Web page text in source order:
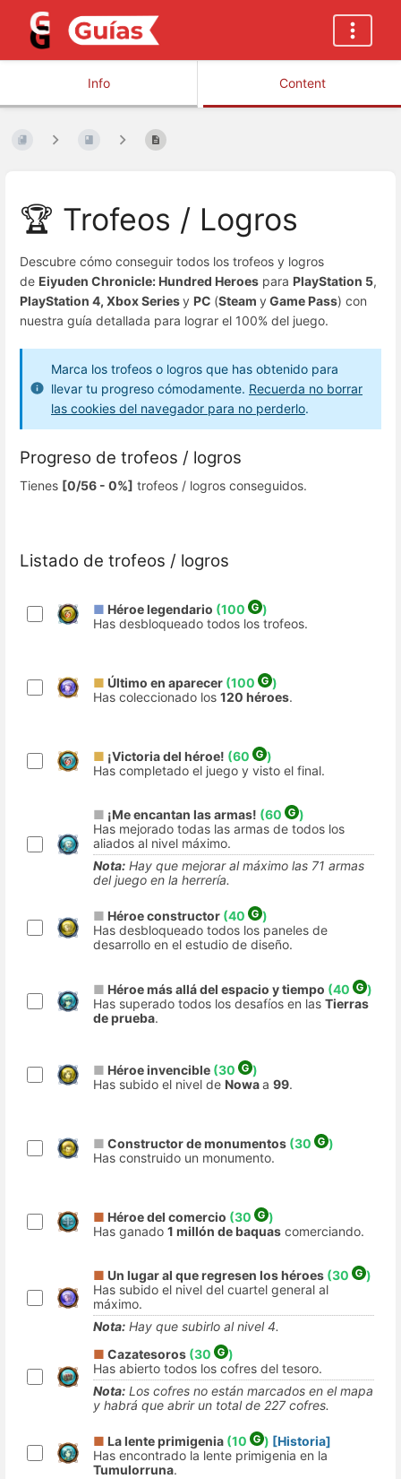
Info Content
🏆 Trofeos / Logros
Descubre cómo conseguir todos los trofeos y logros
de Eiyuden Chronicle: Hundred Heroes para PlayStation 5,
PlayStation 4, Xbox Seriesy PC (Steam y Game Pass) con
nuestra guía detallada para lograr el 100% del juego.
Marca los trofeos o logros que has obtenido para
llevar tu progreso cómodamente. Recuerda no borrar
las cookies del navegador para no perderlo.
Progreso de trofeos / logros
Tienes [0/56 - 0%] trofeos / logros conseguidos.
Listado de trofeos / logros
■ Héroe legendario (100
)
Has desbloqueado todos los trofeos.
■ Último en aparecer (100
)
Has coleccionado los 120 héroes.
■ ¡Victoria del héroe! (60
)
Has completado el juego y visto el final.
■ ¡Me encantan las armas! (60
)
Has mejorado todas las armas de todos los
aliados al nivel máximo.
Nota: Hay que mejorar al máximo las 71 armas
del juego en la herrería.
■ Héroe constructor (40
)
Has desbloqueado todos los paneles de
desarrollo en el estudio de diseño.
■ Héroe más allá del espacio y tiempo (40
)
Has superado todos los desafíos en las Tierras
de prueba.
■ Héroe invencible (30
)
Has subido el nivel de Nowaa 99.
■ Constructor de monumentos (30
)
Has construido un monumento.
■ Héroe del comercio (30
)
Has ganado 1 millón de baquas comerciando.
■ Un lugar al que regresen los héroes (30
)
Has subido el nivel del cuartel general al
máximo.
Nota: Hay que subirlo al nivel 4.
■ Cazatesoros (30
)
Has abierto todos los cofres del tesoro.
Nota: Los cofres no están marcados en el mapa
y habrá que abrir un total de 227 cofres.
■ La lente primigenia (10 ) [Historia]
Has encontrado la lente primigenia en la
Tumulorruna.